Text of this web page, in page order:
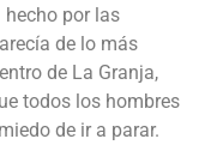
hecho por las
de lo más
de La Granja,
todos los hombres
de ir a parar.